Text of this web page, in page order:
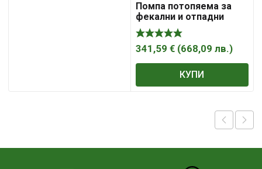
Помпа потопяема за
фекални и отпадни
води City Pumps 3-
27м3/ ч, 6- 1.5м, 2″,
RANGER 8/50M
341,59€ (668,09лв.)
КУПИ